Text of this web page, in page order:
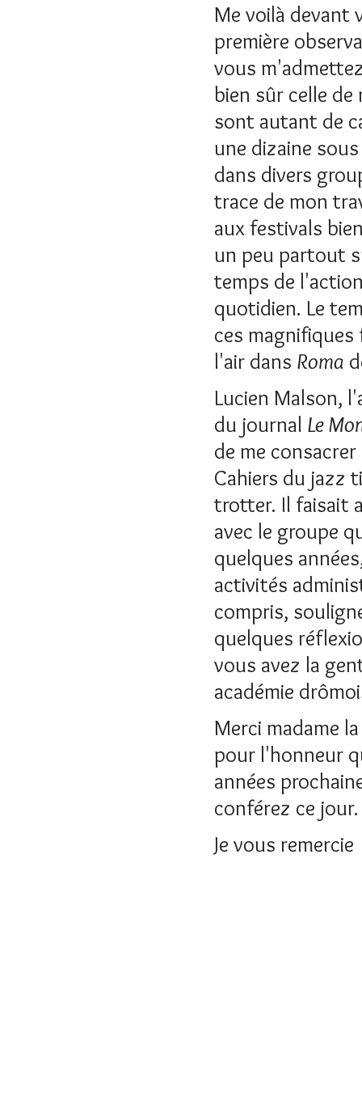
Me voilà devant
première
vous
bien sûr celle
sont autant de
une dizaine
dans divers
trace de mon
aux festivals
un peu partout
temps de
quotidien. Le
ces
l'air dans Roma
Lucien Malson,
du journal Le
de me
Cahiers du jazz
trotter. Il faisait
avec le groupe
quelques
activités
compris,
quelques
vous avez la
académie
Merci madame
pour l'honneur
années
conférez ce jour.
Je vous remercie